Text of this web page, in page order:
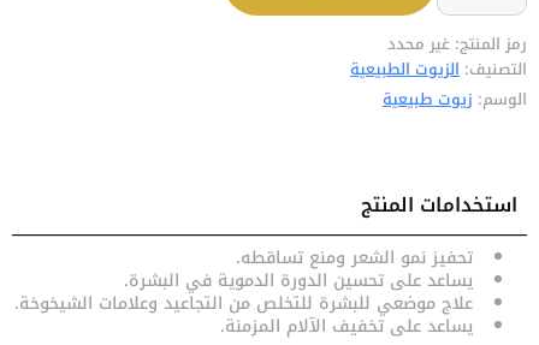
رمز المنتج: غير محدد
التصنيف: الزيوت الطبيعية
الوسم: زيوت طبيعية
استخدامات المنتج
الوصف
تحفيز نمو الشعر ومنع تساقطه.
يساعد على تحسين الدورة الدموية في البشرة.
علاج موضعي للبشرة للتخلص من التجاعيد وعلامات الشيخوخة.
يساعد على تخفيف الآلام المزمنة.